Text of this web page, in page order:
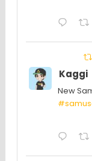
Kaggi
New